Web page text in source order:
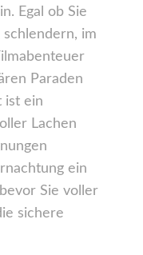
Egal ob Sie
im
Paraden
ist ein
Lachen
ein
Sie voller
sichere